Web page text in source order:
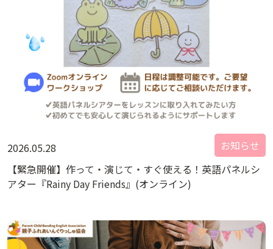
2026.05.28
お知らせ
【緊急開催】作って・演じて・すぐ使える！英語パネルシ
アター『Rainy Day Friends』(オンライン)